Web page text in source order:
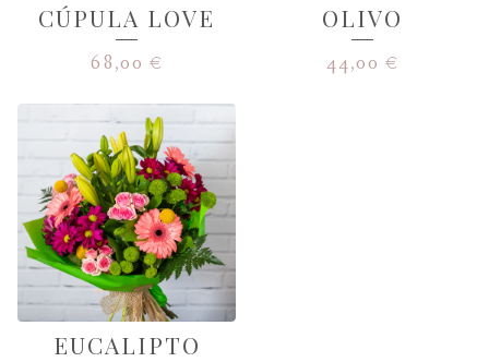
CÚPULA LOVE
68,00 €
OLIVO
44,00 €
EUCALIPTO